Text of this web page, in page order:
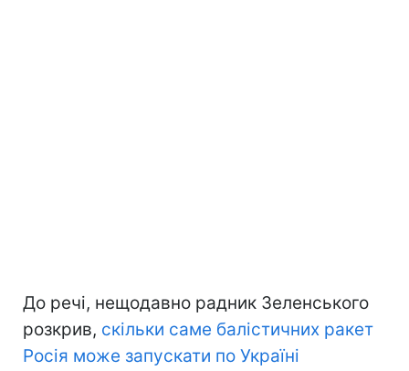
До речі, нещодавно радник Зеленського
розкрив, скільки саме балістичних ракет
Росія може запускати по Україні